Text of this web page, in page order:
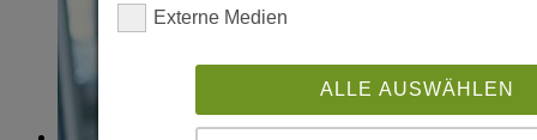
Externe Medien
ALLE AUSWÄHLEN